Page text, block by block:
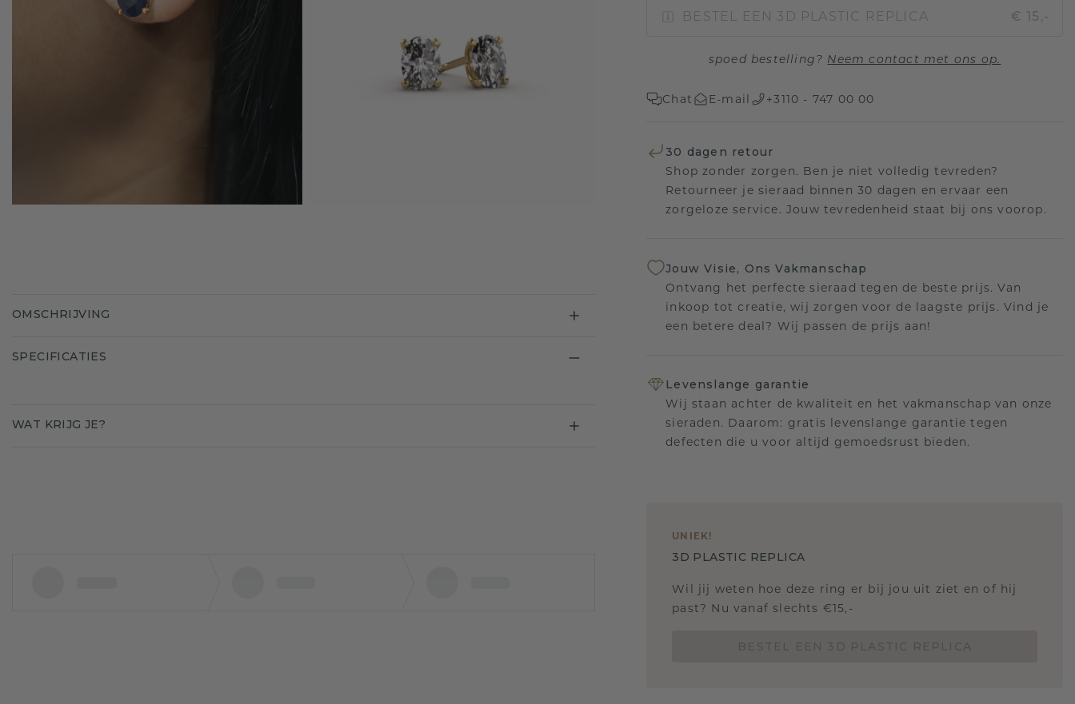
BESTEL EEN 3D PLASTIC REPLICA € 15,-
spoed bestelling? Neem contact met ons op.
Chat E-mail +3110 - 747 00 00
30 dagen retour
Shop zonder zorgen. Ben je niet volledig tevreden?
Retourneer je sieraad binnen 30 dagen en ervaar een
zorgeloze service. Jouw tevredenheid staat bij ons voorop.
Jouw Visie, Ons Vakmanschap
Ontvang het perfecte sieraad tegen de beste prijs. Van
inkoop tot creatie, wij zorgen voor de laagste prijs. Vind je
een betere deal? Wij passen de prijs aan!
Levenslange garantie
Wij staan achter de kwaliteit en het vakmanschap van onze
sieraden. Daarom: gratis levenslange garantie tegen
defecten die u voor altijd gemoedsrust bieden.
UNIEK!
3D PLASTIC REPLICA
Wil jij weten hoe deze ring er bij jou uit ziet en of hij
past? Nu vanaf slechts €15,-
OMSCHRIJVING
SPECIFICATIES
WAT KRIJG JE?